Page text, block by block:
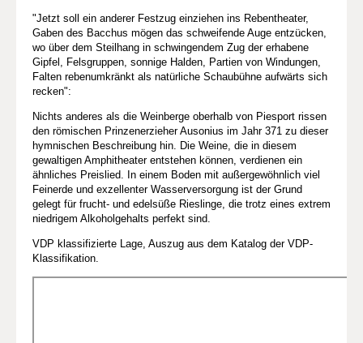
"Jetzt soll ein anderer Festzug einziehen ins Rebentheater,
Gaben des Bacchus mögen das schweifende Auge entzücken,
wo über dem Steilhang in schwingendem Zug der erhabene
Gipfel, Felsgruppen, sonnige Halden, Partien von Windungen,
Falten rebenumkränkt als natürliche Schaubühne aufwärts sich
recken":
Nichts anderes als die Weinberge oberhalb von Piesport rissen
den römischen Prinzenerzieher Ausonius im Jahr 371 zu dieser
hymnischen Beschreibung hin. Die Weine, die in diesem
gewaltigen Amphitheater entstehen können, verdienen ein
ähnliches Preislied. In einem Boden mit außergewöhnlich viel
Feinerde und exzellenter Wasserversorgung ist der Grund
gelegt für frucht- und edelsüße Rieslinge, die trotz eines extrem
niedrigem Alkoholgehalts perfekt sind.
VDP klassifizierte Lage, Auszug aus dem Katalog der VDP-
Klassifikation.